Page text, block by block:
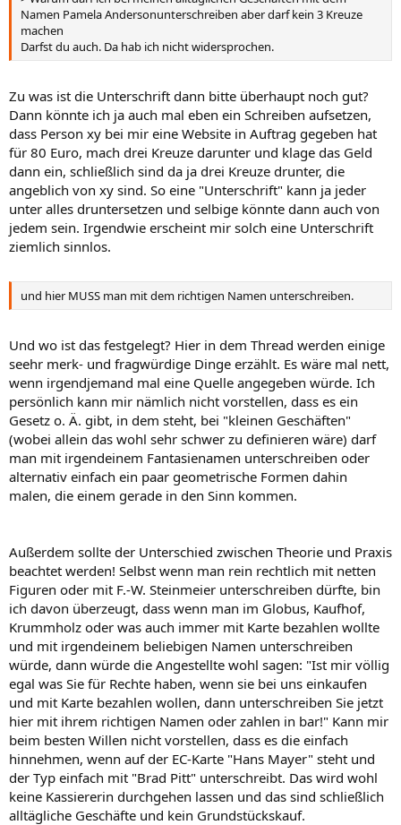
Namen Pamela Andersonunterschreiben aber darf kein 3 Kreuze
machen
Darfst du auch. Da hab ich nicht widersprochen.
Zu was ist die Unterschrift dann bitte überhaupt noch gut?
Dann könnte ich ja auch mal eben ein Schreiben aufsetzen,
dass Person xy bei mir eine Website in Auftrag gegeben hat
für 80 Euro, mach drei Kreuze darunter und klage das Geld
dann ein, schließlich sind da ja drei Kreuze drunter, die
angeblich von xy sind. So eine "Unterschrift" kann ja jeder
unter alles druntersetzen und selbige könnte dann auch von
jedem sein. Irgendwie erscheint mir solch eine Unterschrift
ziemlich sinnlos.
und hier MUSS man mit dem richtigen Namen unterschreiben.
Und wo ist das festgelegt? Hier in dem Thread werden einige
seehr merk- und fragwürdige Dinge erzählt. Es wäre mal nett,
wenn irgendjemand mal eine Quelle angegeben würde. Ich
persönlich kann mir nämlich nicht vorstellen, dass es ein
Gesetz o. Ä. gibt, in dem steht, bei "kleinen Geschäften"
(wobei allein das wohl sehr schwer zu definieren wäre) darf
man mit irgendeinem Fantasienamen unterschreiben oder
alternativ einfach ein paar geometrische Formen dahin
malen, die einem gerade in den Sinn kommen.
Außerdem sollte der Unterschied zwischen Theorie und Praxis
beachtet werden! Selbst wenn man rein rechtlich mit netten
Figuren oder mit F.-W. Steinmeier unterschreiben dürfte, bin
ich davon überzeugt, dass wenn man im Globus, Kaufhof,
Krummholz oder was auch immer mit Karte bezahlen wollte
und mit irgendeinem beliebigen Namen unterschreiben
würde, dann würde die Angestellte wohl sagen: "Ist mir völlig
egal was Sie für Rechte haben, wenn sie bei uns einkaufen
und mit Karte bezahlen wollen, dann unterschreiben Sie jetzt
hier mit ihrem richtigen Namen oder zahlen in bar!" Kann mir
beim besten Willen nicht vorstellen, dass es die einfach
hinnehmen, wenn auf der EC-Karte "Hans Mayer" steht und
der Typ einfach mit "Brad Pitt" unterschreibt. Das wird wohl
keine Kassiererin durchgehen lassen und das sind schließlich
alltägliche Geschäfte und kein Grundstückskauf.